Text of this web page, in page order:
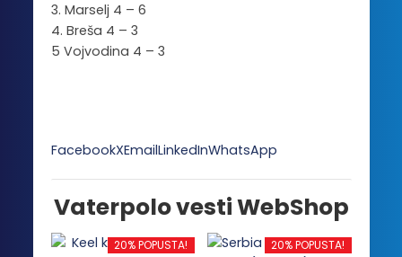
3. Marselj 4 – 6
4. Breša 4 – 3
5 Vojvodina 4 – 3
FacebookXEmailLinkedInWhatsApp
Vaterpolo vesti WebShop
20% POPUSTA! 20% POPUSTA!